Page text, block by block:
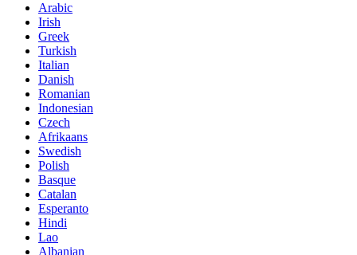
Arabic
Irish
Greek
Turkish
Italian
Danish
Romanian
Indonesian
Czech
Afrikaans
Swedish
Polish
Basque
Catalan
Esperanto
Hindi
Lao
Albanian